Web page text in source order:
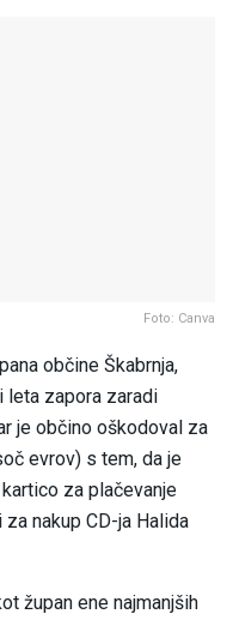
Foto: Canva
občine Škabrnja,
leta zapora zaradi
je občino oškodoval za
evrov) s tem, da je
za plačevanje
nakup CD-ja Halida
župan ene najmanjših